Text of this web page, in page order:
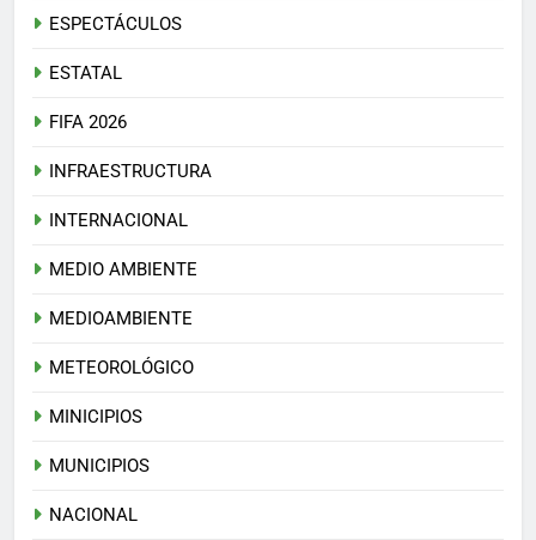
ESPECTÁCULOS
ESTATAL
FIFA 2026
INFRAESTRUCTURA
INTERNACIONAL
MEDIO AMBIENTE
MEDIOAMBIENTE
METEOROLÓGICO
MINICIPIOS
MUNICIPIOS
NACIONAL